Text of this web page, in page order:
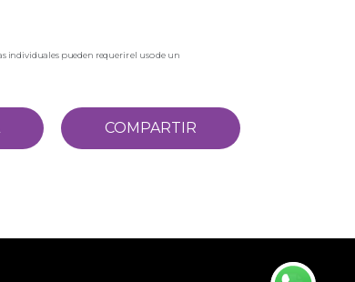
individuales pueden requerir el uso de un
COMPARTIR